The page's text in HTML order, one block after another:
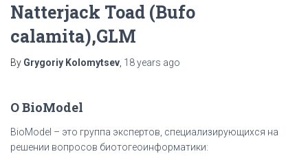
Natterjack Toad (Bufo
calamita),GLM
By Grygoriy Kolomytsev 18 years ago
О BioModel
BioModel – это группа экспертов, специализирующихся на
решении вопросов биотогеоинформатики: